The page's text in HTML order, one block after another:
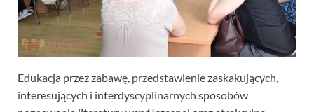
Edukacja przez zabawę, przedstawienie zaskakujących,
interesujących i interdyscyplinarnych sposobów